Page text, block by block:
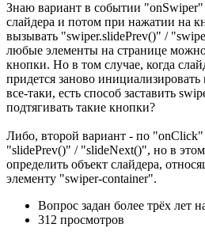
Знаю вариант в событии "onSwiper"
слайдера и потом при нажатии на
вызывать "swiper.slidePrev()" /
любые элементы на странице можно
кнопки. Но в том случае, когда
придется заново
все-таки, есть способ заставить
подтягивать такие кнопки?
Либо, второй вариант - по "onClick"
"slidePrev()" / "slideNext()", но в
определить объект слайдера,
элементу "swiper-container".
Вопрос задан более трёх лет
312 просмотров